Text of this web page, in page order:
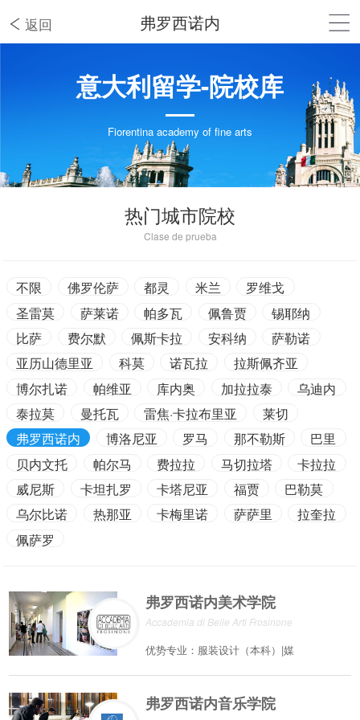
返回 弗罗西诺内
意大利留学-院校库
Fiorentina academy of fine arts
热门城市院校
Clase de prueba
不限 佛罗伦萨 都灵 米兰
罗维戈
圣雷莫
萨莱诺 帕多瓦 佩鲁贾
锡耶纳
比萨
费尔默 佩斯卡拉 安科纳
萨勒诺
亚历山德里亚
科莫 诺瓦拉
拉斯佩齐亚
博尔扎诺
帕维亚 库内奥 加拉拉泰
乌迪内
泰拉莫
曼托瓦 雷焦·卡拉布里亚
莱切
弗罗西诺内
博洛尼亚 罗马 那不勒斯
巴里
贝内文托
帕尔马 费拉拉 马切拉塔
卡拉拉
威尼斯
卡坦扎罗 卡塔尼亚 福贾
巴勒莫
乌尔比诺
热那亚 卡梅里诺 萨萨里
拉奎拉
佩萨罗
弗罗西诺内美术学院
Accademia di Belle Arti Frosinone
优势专业：服装设计（本科）|媒
弗罗西诺内音乐学院